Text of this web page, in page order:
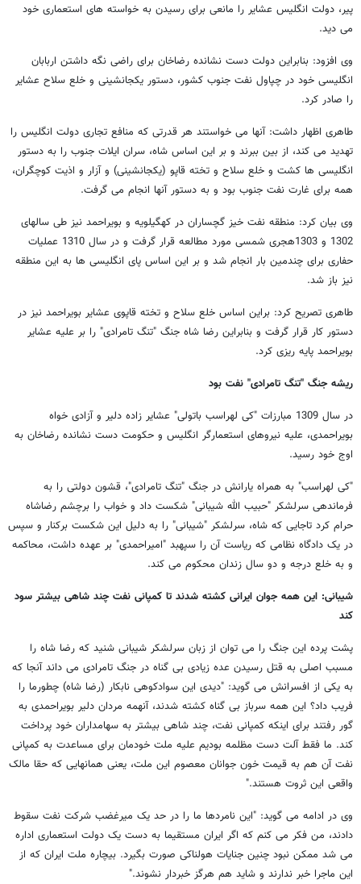
پیر، دولت انگلیس عشایر را مانعی برای رسیدن به خواسته های استعماری خود
می دید.
وی افزود: بنابراین دولت دست نشانده رضاخان برای راضی نگه داشتن اربابان
انگلیسی خود در چپاول نفت جنوب کشور، دستور یکجانشینی و خلع سلاح عشایر
را صادر کرد.
طاهری اظهار داشت: آنها می خواستند هر قدرتی که منافع تجاری دولت انگلیس را
تهدید می کند، از بین ببرند و بر این اساس شاه، سران ایلات جنوب را به دستور
انگلیسی ها کشت و خلع سلاح و تخته قاپو (یکجانشینی) و آزار و اذیت کوچگران،
همه برای غارت نفت جنوب بود و به دستور آنها انجام می گرفت.
وی بیان کرد: منطقه نفت خیز گچساران در کهگیلویه و بویراحمد نیز طی سالهای
1302 و 1303هجری شمسی مورد مطالعه قرار گرفت و در سال 1310 عملیات
حفاری برای چندمین بار انجام شد و بر این اساس پای انگلیسی ها به این منطقه
نیز باز شد.
طاهری تصریح کرد: براین اساس خلع سلاح و تخته قاپوی عشایر بویراحمد نیز در
دستور کار قرار گرفت و بنابراین رضا شاه جنگ "تنگ تامرادی" را بر علیه عشایر
بویراحمد پایه ریزی کرد.
ریشه جنگ "تنگ تامرادی" نفت بود
در سال 1309 مبارزات "کی لهراسب باتولی" عشایر زاده دلیر و آزادی خواه
بویراحمدی، علیه نیروهای استعمارگر انگلیس و حکومت دست نشانده رضاخان به
اوج خود رسید.
"کی لهراسب" به همراه یارانش در جنگ "تنگ تامرادی"، قشون دولتی را به
فرماندهی سرلشکر "حبیب الله شیبانی" شکست داد و خواب را برچشم رضاشاه
حرام کرد تاجایی که شاه، سرلشکر "شیبانی" را به دلیل این شکست برکنار و سپس
در یک دادگاه نظامی که ریاست آن را سپهبد "امیراحمدی" بر عهده داشت، محاکمه
و به خلع درجه و دو سال زندان محکوم می کند.
شیبانی: این همه جوان ایرانی کشته شدند تا کمپانی نفت چند شاهی بیشتر سود
کند
پشت پرده این جنگ را می توان از زبان سرلشکر شیبانی شنید که رضا شاه را
مسبب اصلی به قتل رسیدن عده زیادی بی گناه در جنگ تامرادی می داند آنجا که
به یکی از افسرانش می گوید: "دیدی این سوادکوهی نابکار (رضا شاه) چطورما را
فریب داد؟ این همه سرباز بی گناه کشته شدند، آنهمه مردان دلیر بویراحمدی به
گور رفتند برای اینکه کمپانی نفت، چند شاهی بیشتر به سهامداران خود پرداخت
کند. ما فقط آلت دست مظلمه بودیم علیه ملت خودمان برای مساعدت به کمپانی
نفت آن هم به قیمت خون جوانان معصوم این ملت، یعنی همانهایی که حقا مالک
واقعی این ثروت هستند."
وی در ادامه می گوید: "این نامردها ما را در حد یک میرغضب شرکت نفت سقوط
دادند، من فکر می کنم که اگر ایران مستقیما به دست یک دولت استعماری اداره
می شد ممکن نبود چنین جنایات هولناکی صورت بگیرد. بیچاره ملت ایران که از
این ماجرا خبر ندارند و شاید هم هرگز خبردار نشوند."